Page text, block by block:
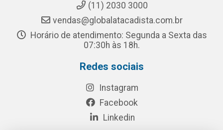
(11) 2030 3000
vendas@globalatacadista.com.br
Horário de atendimento: Segunda a Sexta das
07:30h às 18h.
Redes sociais
Instagram
Facebook
Linkedin